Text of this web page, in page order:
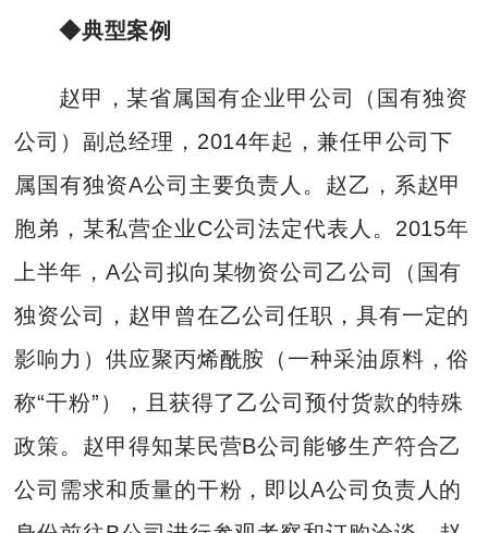
◆典型案例
赵甲，某省属国有企业甲公司（国有独资
公司）副总经理，2014年起，兼任甲公司下
属国有独资A公司主要负责人。赵乙，系赵甲
胞弟，某私营企业C公司法定代表人。2015年
上半年，A公司拟向某物资公司乙公司（国有
独资公司，赵甲曾在乙公司任职，具有一定的
影响力）供应聚丙烯酰胺（一种采油原料，俗
称“干粉”），且获得了乙公司预付货款的特殊
政策。赵甲得知某民营B公司能够生产符合乙
公司需求和质量的干粉，即以A公司负责人的